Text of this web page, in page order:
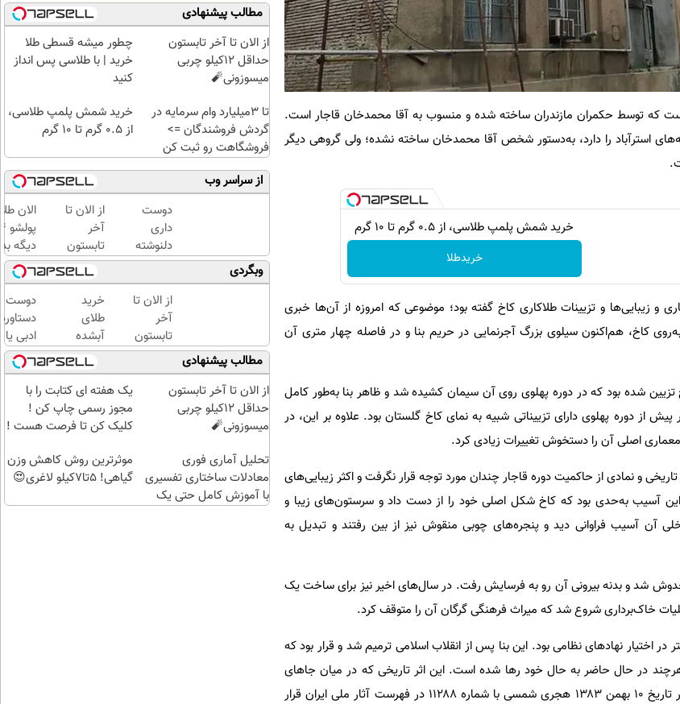
که توسط حکمران مازندران ساخته شده و منسوب به آقا محمدخان قاجار است.
استرآباد را دارد، به‌دستور شخص آقا محمدخان ساخته نشده؛ ولی گروهی دیگر
خرید شمش پلمپ طلاسی، از ۰.۵ گرم تا ۱۰ گرم
خریدطلا
و زیبایی‌ها و تزیینات طلاکاری کاخ گفته بود؛ موضوعی که امروزه از آن‌ها خبری
کاخ، هم‌اکنون سیلوی بزرگ آجرنمایی در حریم بنا و در فاصله چهار متری آن
شده بود که در دوره پهلوی روی آن سیمان کشیده شد و ظاهر بنا به‌طور کامل
از دوره پهلوی دارای تزییناتی شبیه به نمای کاخ گلستان بود. علاوه بر این، در
اصلی آن را دستخوش تغییرات زیادی کرد.
و نمادی از حاکمیت دوره قاجار چندان مورد توجه قرار نگرفت و اکثر زیبایی‌های
آسیب به‌حدی بود که کاخ شکل اصلی خود را از دست داد و سرستون‌های زیبا و
آن آسیب فراوانی دید و پنجره‌های چوبی منقوش نیز از بین رفتند و تبدیل به
شد و بدنه بیرونی آن رو به فرسایش رفت. در سال‌های اخیر نیز برای ساخت یک
خاک‌برداری شروع شد که میراث فرهنگی گرگان آن را متوقف کرد.
در اختیار نهادهای نظامی بود. این بنا پس از انقلاب اسلامی ترمیم شد و قرار بود که
در حال حاضر به حال خود رها شده است. این اثر تاریخی که در میان جاهای
دیدنی استان گلستان به چشم می‌خورد، در تاریخ ۱۰ بهمن ۱۳۸۳ هجری شمسی با شماره ۱۱۲۸۸ در فهرست آثار ملی ایران قرار
مطالب پیشنهادی
از الان تا آخر تابستون
حداقل 12کیلو چربی
میسوزونی🧨
چطور میشه قسطی طلا
خرید | با طلاسی پس انداز
کنید
تا 3میلیارد وام سرمایه در
گردش فروشندگان =>
فروشگاهت رو ثبت کن
خرید شمش پلمپ طلاسی،
از ۰.۵ گرم تا ۱۰ گرم
از سراسر وب
دوست
داری
دلنوشته
هاتو
فوری به
کتاب
تبدیل و
با تیراژ
دلخواه
چاپ
کنی؟
از الان تا
آخر
تابستون
حداقل
12کیلو
چربی
میسوزونی
🧨
الان
دیگه
طلا با
بی‌بهره
وبگردی
از الان تا
آخر
تابستون
حداقل
12کیلو
چربی
میسوزونی
خرید
طلای
آبشده
حتی با
۱۰۰هزارتومان
دوست
ادبی یا
علمی
فوری به
کتاب
کنی؟
مطالب پیشنهادی
از الان تا آخر تابستون
حداقل 12کیلو چربی
میسوزونی🧨
یک هفته ای کتابت را با
مجوز رسمی چاپ کن !
کلیک کن تا فرصت هست !
تحلیل آماری فوری
معادلات ساختاری تفسیری
با آموزش کامل حتی یک
موثرترین روش کاهش وزن
گیاهی! 5تا۷کیلو لاغری😍